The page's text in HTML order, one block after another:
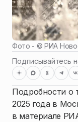
Фото - ©РИА
Подписывайтесь
Подробности о
2025 года в
в материале